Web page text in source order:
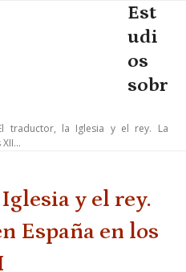
Est
udi
os
sobr
traductor, la Iglesia y el rey. La
y el rey.
España en los